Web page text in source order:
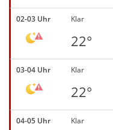
02-03 Uhr Klar
22°
03-04 Uhr Klar
22°
04-05 Uhr Klar